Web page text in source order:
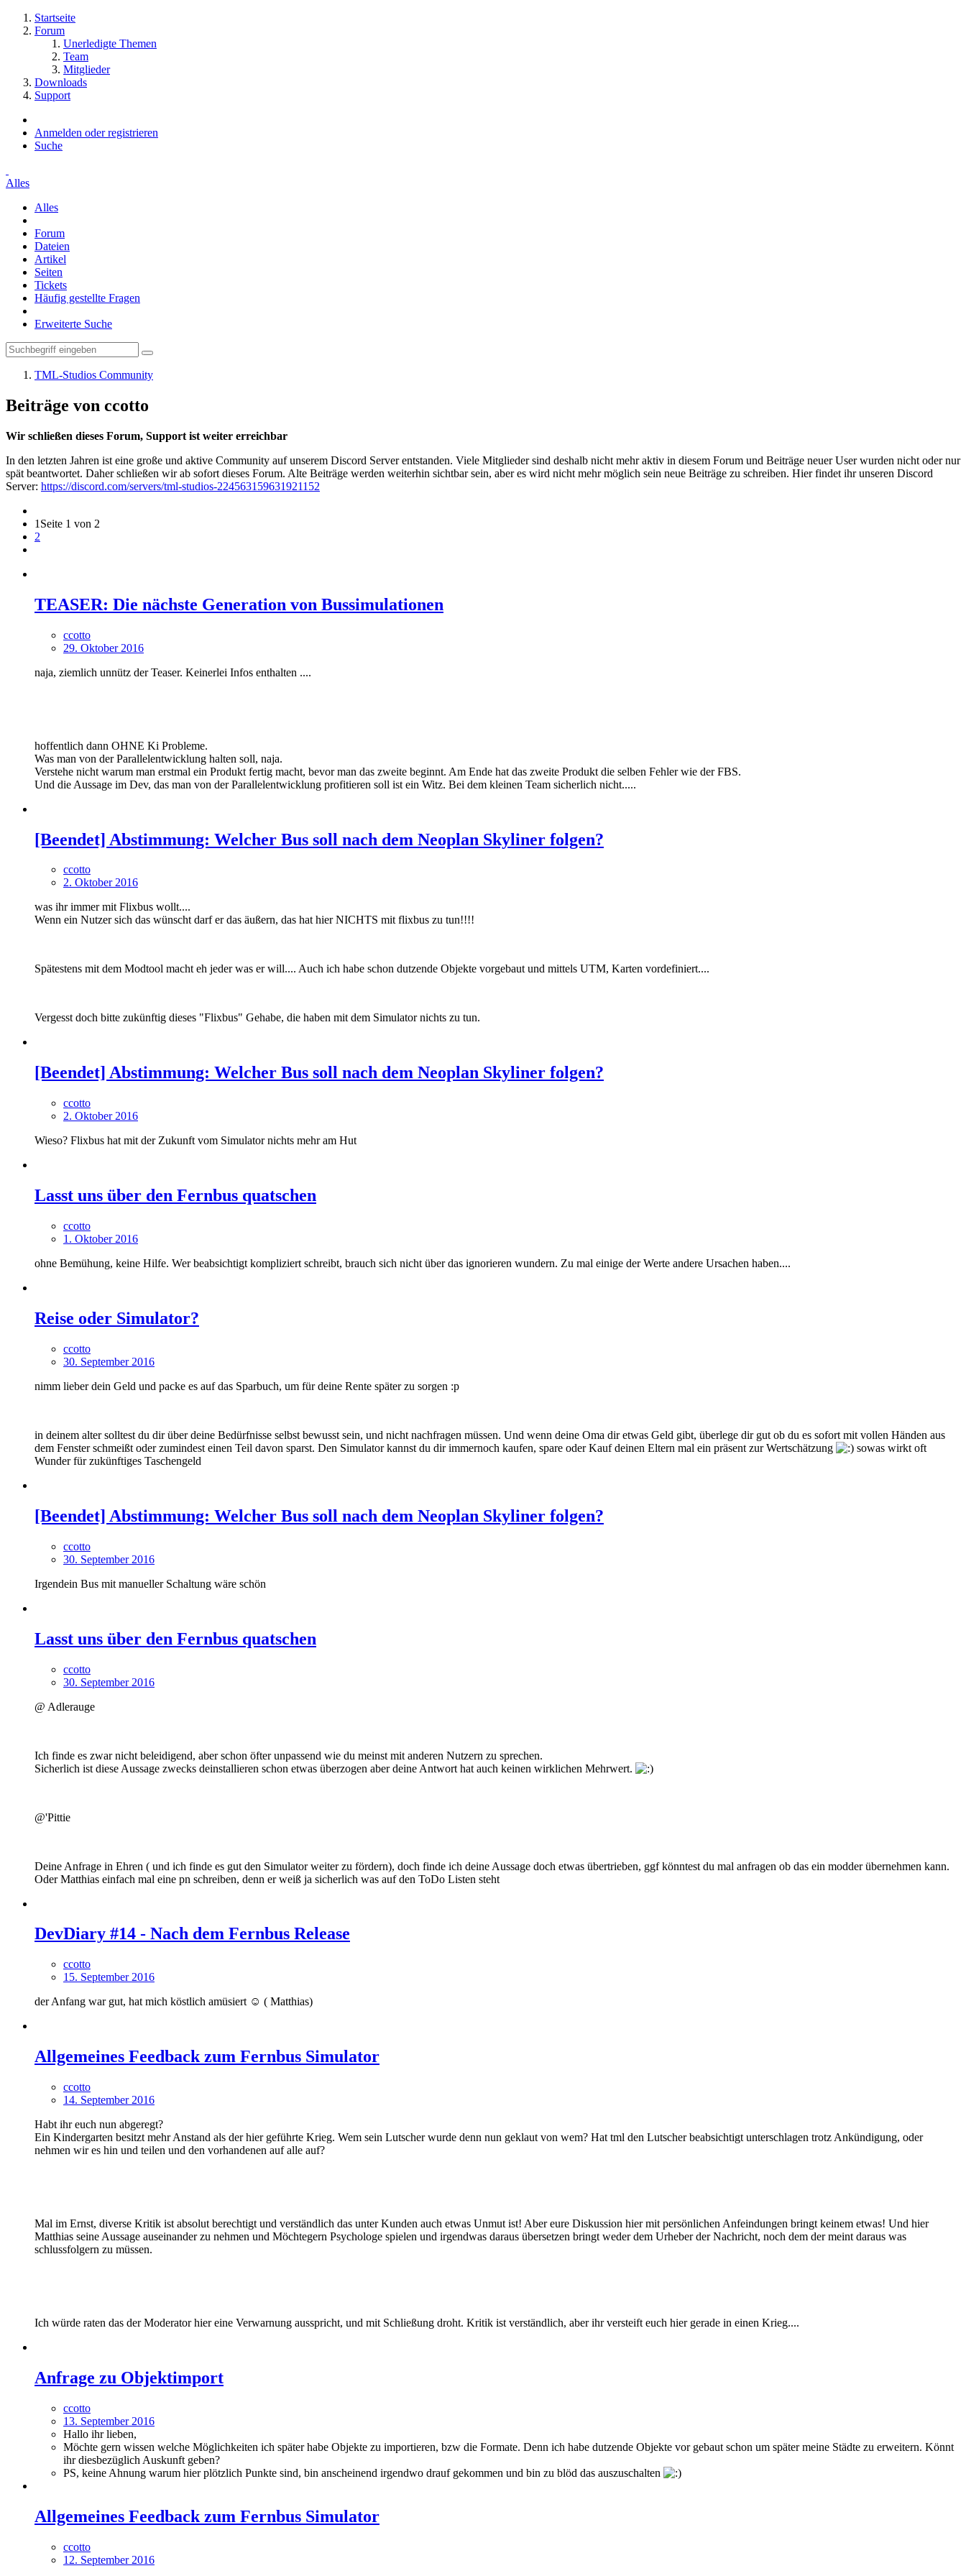
Startseite
Forum
Unerledigte Themen
Team
Mitglieder
Downloads
Support
Anmelden oder registrieren
Suche
Alles
Alles
Forum
Dateien
Artikel
Seiten
Tickets
Häufig gestellte Fragen
Erweiterte Suche
TML-Studios Community
Beiträge von ccotto
Wir schließen dieses Forum, Support ist weiter erreichbar
In den letzten Jahren ist eine große und aktive Community auf unserem Discord Server entstanden. Viele Mitglieder sind deshalb nicht mehr aktiv in diesem Forum und Beiträge neuer User wurden nicht oder nur
spät beantwortet. Daher schließen wir ab sofort dieses Forum. Alte Beiträge werden weiterhin sichtbar sein, aber es wird nicht mehr möglich sein neue Beiträge zu schreiben. Hier findet ihr unseren Discord
Server: https://discord.com/servers/tml-studios-224563159631921152
1 Seite 1 von 2
2
TEASER: Die nächste Generation von Bussimulationen
ccotto
29. Oktober 2016
naja, ziemlich unnütz der Teaser. Keinerlei Infos enthalten ....
hoffentlich dann OHNE Ki Probleme.
Was man von der Parallelentwicklung halten soll, naja.
Verstehe nicht warum man erstmal ein Produkt fertig macht, bevor man das zweite beginnt. Am Ende hat das zweite Produkt die selben Fehler wie der FBS.
Und die Aussage im Dev, das man von der Parallelentwicklung profitieren soll ist ein Witz. Bei dem kleinen Team sicherlich nicht.....
[Beendet] Abstimmung: Welcher Bus soll nach dem Neoplan Skyliner folgen?
ccotto
2. Oktober 2016
was ihr immer mit Flixbus wollt....
Wenn ein Nutzer sich das wünscht darf er das äußern, das hat hier NICHTS mit flixbus zu tun!!!!
Spätestens mit dem Modtool macht eh jeder was er will.... Auch ich habe schon dutzende Objekte vorgebaut und mittels UTM, Karten vordefiniert....
Vergesst doch bitte zukünftig dieses "Flixbus" Gehabe, die haben mit dem Simulator nichts zu tun.
[Beendet] Abstimmung: Welcher Bus soll nach dem Neoplan Skyliner folgen?
ccotto
2. Oktober 2016
Wieso? Flixbus hat mit der Zukunft vom Simulator nichts mehr am Hut
Lasst uns über den Fernbus quatschen
ccotto
1. Oktober 2016
ohne Bemühung, keine Hilfe. Wer beabsichtigt kompliziert schreibt, brauch sich nicht über das ignorieren wundern. Zu mal einige der Werte andere Ursachen haben....
Reise oder Simulator?
ccotto
30. September 2016
nimm lieber dein Geld und packe es auf das Sparbuch, um für deine Rente später zu sorgen :p
in deinem alter solltest du dir über deine Bedürfnisse selbst bewusst sein, und nicht nachfragen müssen. Und wenn deine Oma dir etwas Geld gibt, überlege dir gut ob du es sofort mit vollen Händen aus
dem Fenster schmeißt oder zumindest einen Teil davon sparst. Den Simulator kannst du dir immernoch kaufen, spare oder Kauf deinen Eltern mal ein präsent zur Wertschätzung
sowas wirkt oft
Wunder für zukünftiges Taschengeld
[Beendet] Abstimmung: Welcher Bus soll nach dem Neoplan Skyliner folgen?
ccotto
30. September 2016
Irgendein Bus mit manueller Schaltung wäre schön
Lasst uns über den Fernbus quatschen
ccotto
30. September 2016
@ Adlerauge
Ich finde es zwar nicht beleidigend, aber schon öfter unpassend wie du meinst mit anderen Nutzern zu sprechen.
Sicherlich ist diese Aussage zwecks deinstallieren schon etwas überzogen aber deine Antwort hat auch keinen wirklichen Mehrwert.
@'Pittie
Deine Anfrage in Ehren ( und ich finde es gut den Simulator weiter zu fördern), doch finde ich deine Aussage doch etwas übertrieben, ggf könntest du mal anfragen ob das ein modder übernehmen kann.
Oder Matthias einfach mal eine pn schreiben, denn er weiß ja sicherlich was auf den ToDo Listen steht
DevDiary #14 - Nach dem Fernbus Release
ccotto
15. September 2016
der Anfang war gut, hat mich köstlich amüsiert ☺ ( Matthias)
Allgemeines Feedback zum Fernbus Simulator
ccotto
14. September 2016
Habt ihr euch nun abgeregt?
Ein Kindergarten besitzt mehr Anstand als der hier geführte Krieg. Wem sein Lutscher wurde denn nun geklaut von wem? Hat tml den Lutscher beabsichtigt unterschlagen trotz Ankündigung, oder
nehmen wir es hin und teilen und den vorhandenen auf alle auf?
Mal im Ernst, diverse Kritik ist absolut berechtigt und verständlich das unter Kunden auch etwas Unmut ist! Aber eure Diskussion hier mit persönlichen Anfeindungen bringt keinem etwas! Und hier
Matthias seine Aussage auseinander zu nehmen und Möchtegern Psychologe spielen und irgendwas daraus übersetzen bringt weder dem Urheber der Nachricht, noch dem der meint daraus was
schlussfolgern zu müssen.
Ich würde raten das der Moderator hier eine Verwarnung ausspricht, und mit Schließung droht. Kritik ist verständlich, aber ihr versteift euch hier gerade in einen Krieg....
Anfrage zu Objektimport
ccotto
13. September 2016
Hallo ihr lieben,
Möchte gern wissen welche Möglichkeiten ich später habe Objekte zu importieren, bzw die Formate. Denn ich habe dutzende Objekte vor gebaut schon um später meine Städte zu erweitern. Könnt
ihr diesbezüglich Auskunft geben?
PS, keine Ahnung warum hier plötzlich Punkte sind, bin anscheinend irgendwo drauf gekommen und bin zu blöd das auszuschalten
Allgemeines Feedback zum Fernbus Simulator
ccotto
12. September 2016